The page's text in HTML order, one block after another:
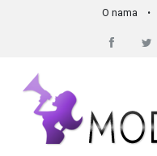
O nama